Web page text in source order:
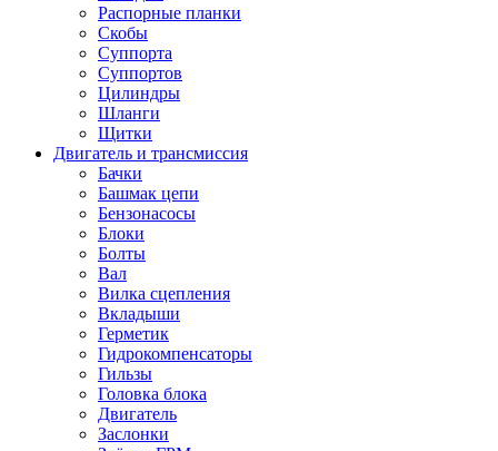
Распорные планки
Скобы
Суппорта
Суппортов
Цилиндры
Шланги
Щитки
Двигатель и трансмиссия
Бачки
Башмак цепи
Бензонасосы
Блоки
Болты
Вал
Вилка сцепления
Вкладыши
Герметик
Гидрокомпенсаторы
Гильзы
Головка блока
Двигатель
Заслонки